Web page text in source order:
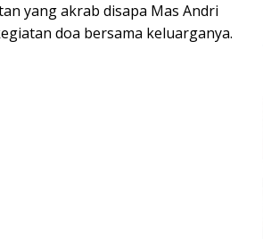
yang akrab disapa Mas Andri
doa bersama keluarganya.